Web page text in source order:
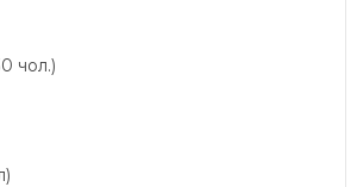
чол.)